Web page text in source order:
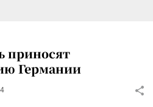
приносят
Германии